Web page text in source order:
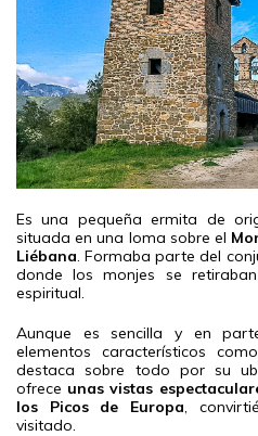
Es una pequeña ermita de
situada en una loma sobre el
Liébana. Formaba parte del
donde los monjes se
espiritual.
Aunque es sencilla y en
elementos característicos
destaca sobre todo por su
ofrece unas vistas
los Picos de Europa,
visitado.